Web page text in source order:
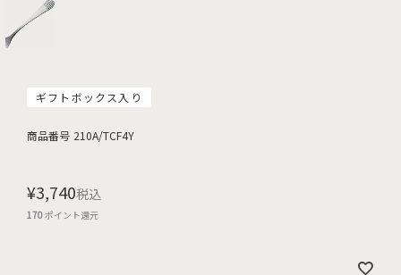
ギフトボックス入り
商品番号 210A/TCF4Y
¥3,740税込
170ポイント還元